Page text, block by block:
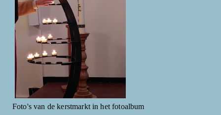
Foto's van de kerstmarkt in het fotoalbum